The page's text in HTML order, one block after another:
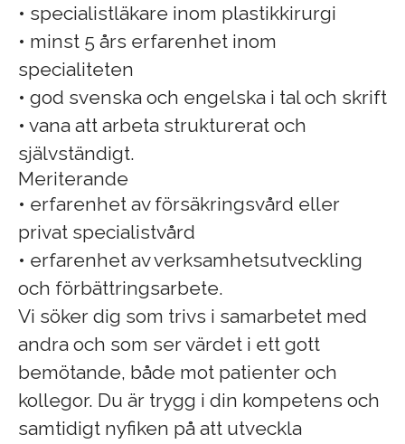
• specialistläkare inom plastikkirurgi
• minst 5 års erfarenhet inom
specialiteten
• god svenska och engelska i tal och skrift
• vana att arbeta strukturerat och
självständigt.
Meriterande
• erfarenhet av försäkringsvård eller
privat specialistvård
• erfarenhet av verksamhetsutveckling
och förbättringsarbete.
Vi söker dig som trivs i samarbetet med
andra och som ser värdet i ett gott
bemötande, både mot patienter och
kollegor. Du är trygg i din kompetens och
samtidigt nyfiken på att utveckla